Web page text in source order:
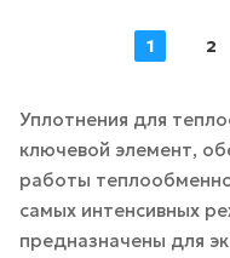
1 2
Уплотнения для
ключевой элемент,
работы
самых интенсивных
предназначены для